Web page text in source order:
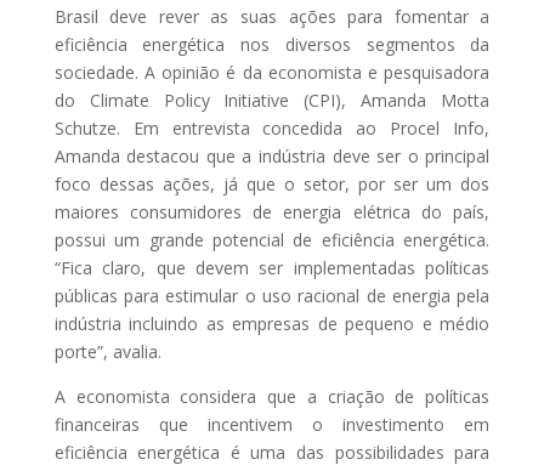
Brasil deve rever as suas ações para fomentar a
eficiência energética nos diversos segmentos da
sociedade. A opinião é da economista e pesquisadora
do Climate Policy Initiative (CPI), Amanda Motta
Schutze. Em entrevista concedida ao Procel Info,
Amanda destacou que a indústria deve ser o principal
foco dessas ações, já que o setor, por ser um dos
maiores consumidores de energia elétrica do país,
possui um grande potencial de eficiência energética.
“Fica claro, que devem ser implementadas políticas
públicas para estimular o uso racional de energia pela
indústria incluindo as empresas de pequeno e médio
porte”, avalia.
A economista considera que a criação de políticas
financeiras que incentivem o investimento em
eficiência energética é uma das possibilidades para